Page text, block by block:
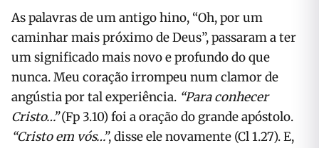
As palavras de um antigo hino, “Oh, por um
caminhar mais próximo de Deus”, passaram a ter
um significado mais novo e profundo do que
nunca. Meu coração irrompeu num clamor de
angústia por tal experiência. “Para conhecer
Cristo…”(Fp 3.10) foi a oração do grande apóstolo.
“Cristo em vós…”, disse ele novamente (Cl 1.27). E,